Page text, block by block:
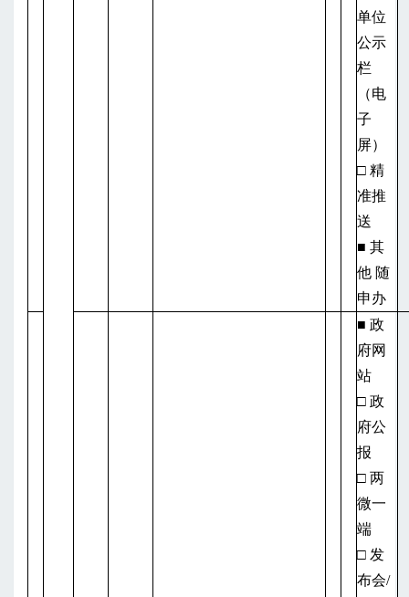
单位
公示
栏
（电
子
屏）
□ 精
准推
送
■ 其
他 随
申办
■ 政
府网
站
□ 政
府公
报
□ 两
微一
端
□ 发
布会/